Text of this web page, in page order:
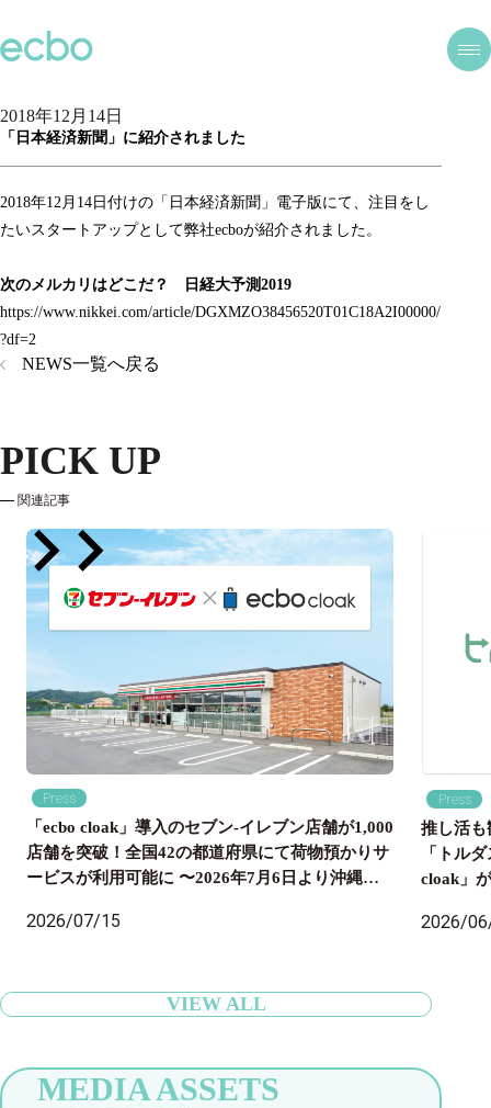
2018年12月14日
「日本経済新聞」に紹介されました
2018年12月14日付けの「日本経済新聞」電子版にて、注目をし
たいスタートアップとして弊社ecboが紹介されました。
次のメルカリはどこだ？ 日経大予測2019
https://www.nikkei.com/article/DGXMZO38456520T01C18A2I00000/
?df=2
NEWS一覧へ戻る
PICK UP
関連記事
Press
「ecbo cloak」導入のセブン‐イレブン店舗が1,000
店舗を突破！全国42の都道府県にて荷物預かりサ
ービスが利用可能に 〜2026年7月6日より沖縄県
行者の身軽な旅をサポート〜
2026/07/15
Press
推し活
「トル
cloak」
2026/
VIEW ALL
MEDIA ASSETS